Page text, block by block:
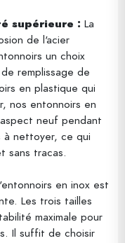
supérieure : La
de l'acier
un choix
remplissage de
en plastique qui
nos entonnoirs en
neuf pendant
à nettoyer, ce qui
sans tracas.
en inox est
Les trois tailles
maximale pour
Il suffit de choisir